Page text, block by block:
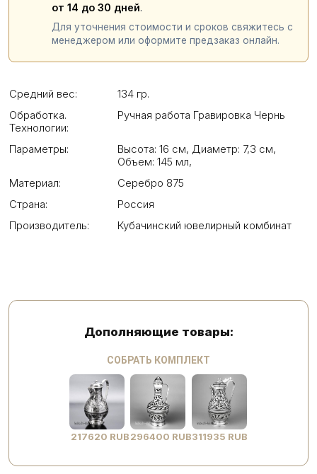
от 14 до 30 дней.
Для уточнения стоимости и сроков свяжитесь с
менеджером или оформите предзаказ онлайн.
Средний вес:
134 гр.
Обработка.
Технологии:
Ручная работа Гравировка Чернь
Параметры: Высота: 16 см, Диаметр: 7,3 см,
Объем: 145 мл,
Материал:
Серебро 875
Страна:
Россия
Производитель:
Кубачинский ювелирный комбинат
Дополняющие товары:
СОБРАТЬ КОМПЛЕКТ
217620 RUB296400 RUB311935 RUB